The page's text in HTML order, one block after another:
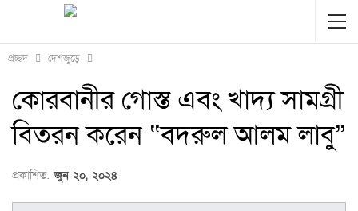
প্রচ্ছদ দেশজুড়ে
কোরবানীর গোস্ত এবং খাদ্য সামগ্রী
বিতরন করেন “বদরুল আলম লাবু”
প্রকাশিত: জুন ২০, ২০২৪